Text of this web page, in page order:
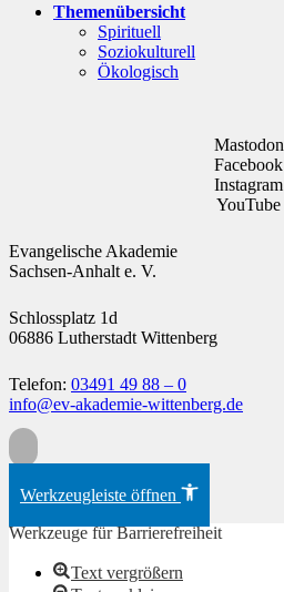
Themenübersicht
Spirituell
Soziokulturell
Ökologisch
Mastodon
Facebook
Instagram
YouTube
Evangelische Akademie
Sachsen-Anhalt e. V.
Schlossplatz 1d
06886 Lutherstadt Wittenberg
Telefon: 03491 49 88 – 0
info@ev-akademie-wittenberg.de
Werkzeugleiste öffnen
Werkzeuge für Barrierefreiheit
Text vergrößern